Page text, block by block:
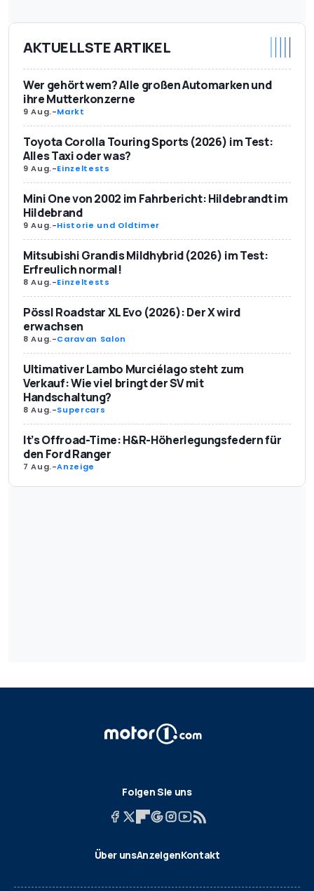
AKTUELLSTE ARTIKEL
Wer gehört wem? Alle großen Automarken und
ihre Mutterkonzerne
9 Aug.-Markt
Toyota Corolla Touring Sports (2026) im Test:
Alles Taxi oder was?
9 Aug.-Einzeltests
Mini One von 2002 im Fahrbericht: Hildebrandt im
Hildebrand
9 Aug.-Historie und Oldtimer
Mitsubishi Grandis Mildhybrid (2026) im Test:
Erfreulich normal!
8 Aug.-Einzeltests
Pössl Roadstar XL Evo (2026): Der X wird
erwachsen
8 Aug.-Caravan Salon
Ultimativer Lambo Murciélago steht zum
Verkauf: Wie viel bringt der SV mit
Handschaltung?
8 Aug.-Supercars
It’s Offroad-Time: H&R-Höherlegungsfedern für
den Ford Ranger
7 Aug.-Anzeige
Folgen Sie uns
Über unsAnzeigenKontakt